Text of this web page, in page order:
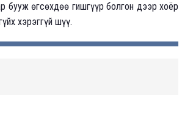
бууж өгсөхдөө гишгүүр болгон дээр хоёр
хэрэггүй шүү.